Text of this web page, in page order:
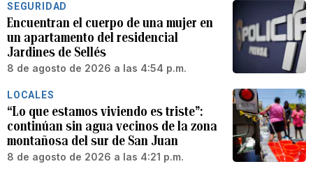
SEGURIDAD
Encuentran el cuerpo de una mujer en
un apartamento del residencial
Jardines de Sellés
8 de agosto de 2026 a las 4:54 p.m.
LOCALES
“Lo que estamos viviendo es triste”:
continúan sin agua vecinos de la zona
montañosa del sur de San Juan
8 de agosto de 2026 a las 4:21 p.m.